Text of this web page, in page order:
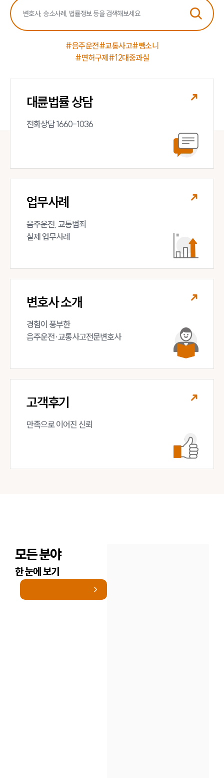
#음주운전#교통사고#뺑소니
#면허구제#12대중과실
대륜법률 상담
전화상담 1660-1036
업무사례
음주운전, 교통범죄
실제 업무사례
변호사 소개
경험이 풍부한
음주운전·교통사고전문변호사
고객후기
만족으로 이어진 신뢰
모든 분야
한 눈에 보기